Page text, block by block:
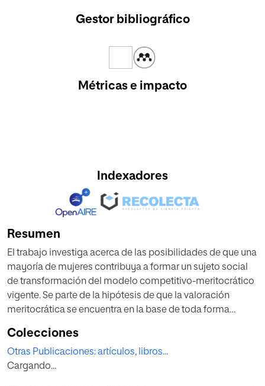
Gestor bibliográfico
Métricas e impacto
Indexadores
Resumen
El trabajo investiga acerca de las posibilidades de que una
mayoría de mujeres contribuya a formar un sujeto social
de transformación del modelo competitivo-meritocrático
vigente. Se parte de la hipótesis de que la valoración
meritocrática se encuentra en la base de toda forma
Un planteamiento que se confirma a través del repaso a la
atribución de méritos a las clases dominantes desde los
inicios de la estratificación social hasta la edad
Colecciones
Otras Publicaciones: artículos, libros...
Cargando...